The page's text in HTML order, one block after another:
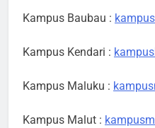
Kampus Baubau :
Kampus Kendari :
Kampus Maluku :
Kampus Malut :